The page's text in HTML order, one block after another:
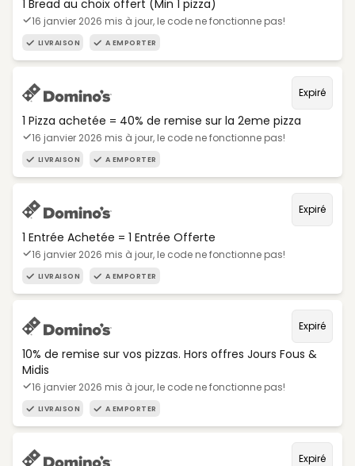
1 Bread au choix offert (Min 1 pizza)
16 janvier 2026 mis à jour, le code ne fonctionne pas!
LIVRAISON A EMPORTER
Expiré
1 Pizza achetée = 40% de remise sur la 2eme pizza
16 janvier 2026 mis à jour, le code ne fonctionne pas!
LIVRAISON A EMPORTER
Expiré
1 Entrée Achetée = 1 Entrée Offerte
16 janvier 2026 mis à jour, le code ne fonctionne pas!
LIVRAISON A EMPORTER
Expiré
10% de remise sur vos pizzas. Hors offres Jours Fous &
Midis
16 janvier 2026 mis à jour, le code ne fonctionne pas!
LIVRAISON A EMPORTER
Expiré